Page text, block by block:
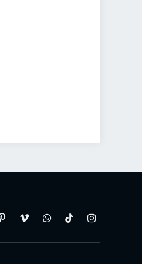
PinterestVimeoWhatsAppTikTokInstagram